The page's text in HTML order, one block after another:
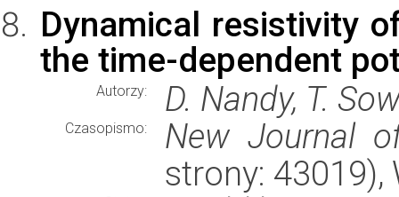
Dynamical resistivity
the time-dependent
Autorzy: D. Nandy, T.
Czasopismo:
New Journal
strony: